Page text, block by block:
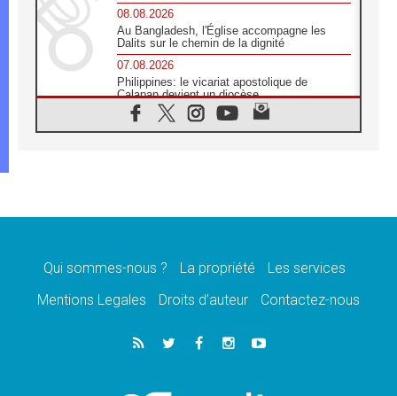
08.08.2026
Au Bangladesh, l'Église accompagne les
Dalits sur le chemin de la dignité
07.08.2026
Philippines: le vicariat apostolique de
Calapan devient un diocèse
07.08.2026
Congo-Brazzaville : le 15 août, entre
une signature»
Le programme du voyage apostolique du
07.08.2026
1ère Conférence continentale sur l'éducation
Qui sommes-nous ? La propriété
Les services
Mentions Legales
Droits d’auteur Contactez-nous